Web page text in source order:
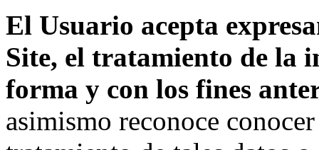
El Usuario acepta
Site, el tratamiento de la
forma y con los fines
asimismo reconoce